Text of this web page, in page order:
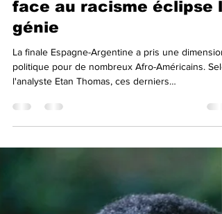
Amitié FM
22 juil.
1 min de lecture
Messi : quand le silence
face au racisme éclipse
génie
politique pour de nombreux Afro-Américains. Selon
l'analyste Etan Thomas, ces derniers